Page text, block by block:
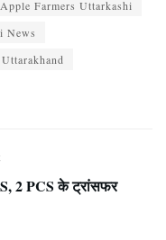
Apple Farmers Uttarkashi
News
2 PCS के ट्रांसफर